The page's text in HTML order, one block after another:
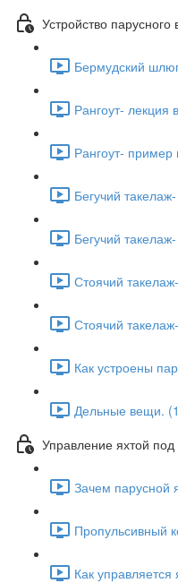
Устройство парусного
Бермудский
Рангоут- лекция
Рангоут- пример
Бегучий
Бегучий
Стоячий
Стоячий
Как устроены
Дельные вещи.
Управление яхтой под
Зачем парусной
Пропульсивный
Как управляется